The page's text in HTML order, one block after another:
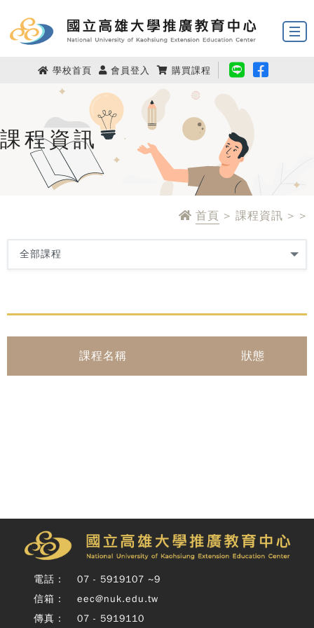
學校首頁 會員登入 購買課程
課程資訊
首頁 > 課程資訊 > >
課程名稱 狀態
電話：
07 - 5919107 ~9
信箱：
eec@nuk.edu.tw
傳真：
07 - 5919110